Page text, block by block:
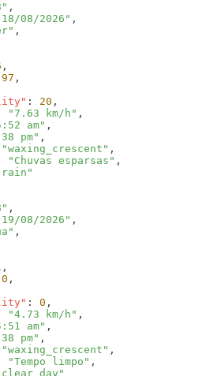
08/2026"
97
: 20
"7.63 km/h"
am"
pm"
"waxing_crescent"
"Chuvas esparsas"
08/2026"
0
: 0
"4.73 km/h"
am"
pm"
"waxing_crescent"
"Tempo limpo"